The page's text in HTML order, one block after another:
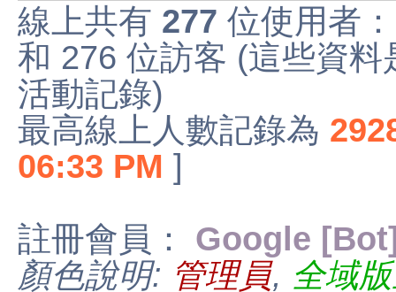
線上共有 277 位使用者
和 276 位訪客 (這些資
活動記錄)
最高線上人數記錄為
06:33 PM ]
註冊會員： Google
顏色說明: 管理員, 全域